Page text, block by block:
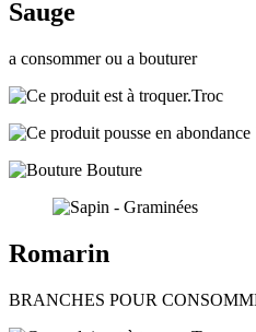
Sauge
a consommer ou a bouturer
Troc
Bouture
Romarin
BRANCHES POUR